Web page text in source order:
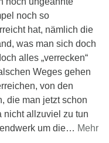
noch so
hat, nämlich die
was man sich doch
alles „verrecken“
Weges gehen
von den
die man jetzt schon
nicht allzuviel zu tun
um die… Mehr